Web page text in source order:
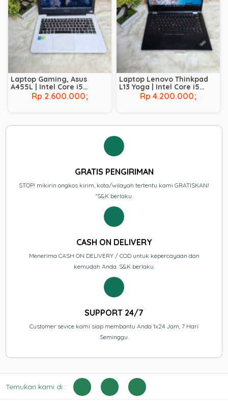
Laptop Gaming, Asus
A455L | Intel Core i5
Broadwell – 5200U | NVIDIA
GeForce 930M | RAM 8 GB |
Rp 2.600.000;
Laptop Lenovo Thinkpad
L13 Yoga | Intel Core i5
Comet Lake – 10210U | RAM
8 GB | SSD 256 GB |
Rp 4.200.000;
GRATIS PENGIRIMAN
STOP! mikirin ongkos kirim, kota/wilayah tertentu kami GRATISKAN!
*S&K berlaku.
CASH ON DELIVERY
Menerima CASH ON DELIVERY / COD untuk kepercayaan dan
kemudah Anda. S&K berlaku.
SUPPORT 24/7
Customer sevice kami siap membantu Anda 1x24 Jam, 7 Hari
Seminggu.
Temukan kami di :